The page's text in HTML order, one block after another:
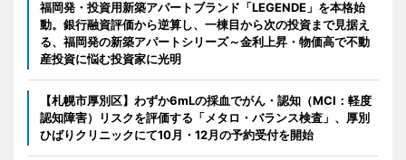
福岡発・投資用新築アパートブランド「LEGENDE」を本格始
動。銀行融資評価から逆算し、一棟目から次の投資まで見据え
る、福岡発の新築アパートシリーズ～金利上昇・物価高で不動
産投資に悩む投資家に光明
【札幌市厚別区】わずか6mLの採血でがん・認知（MCI：軽度
認知障害）リスクを評価する「メタロ・バランス検査」、厚別
ひばりクリニックにて10月・12月の予約受付を開始